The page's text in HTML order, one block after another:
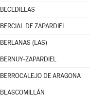
BECEDILLAS
BERCIAL DE ZAPARDIEL
BERLANAS (LAS)
BERNUY-ZAPARDIEL
BERROCALEJO DE ARAGONA
BLASCOMILLÁN